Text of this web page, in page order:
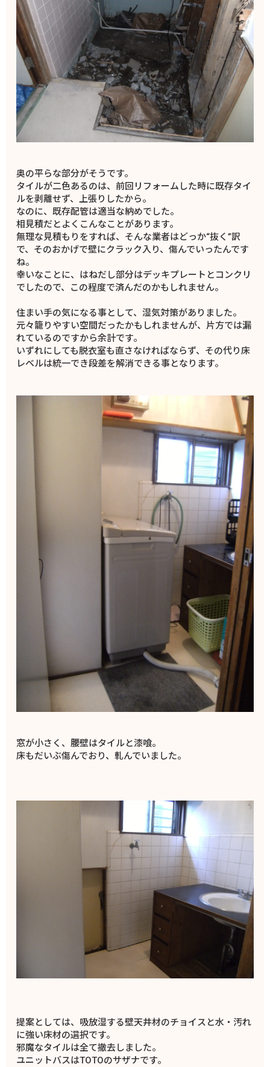
奥の平らな部分がそうです。
タイルが二色あるのは、前回リフォームした時に既存タイ
ルを剥離せず、上張りしたから。
なのに、既存配管は適当な納めでした。
相見積だとよくこんなことがあります。
無理な見積もりをすれば、そんな業者はどっか“抜く”訳
で、そのおかげで壁にクラック入り、傷んでいったんです
ね。
幸いなことに、はねだし部分はデッキプレートとコンクリ
でしたので、この程度で済んだのかもしれません。
住まい手の気になる事として、湿気対策がありました。
元々籠りやすい空間だったかもしれませんが、片方では漏
れているのですから余計です。
いずれにしても脱衣室も直さなければならず、その代り床
レベルは統一でき段差を解消できる事となります。
窓が小さく、腰壁はタイルと漆喰。
床もだいぶ傷んでおり、軋んでいました。
提案としては、吸放湿する壁天井材のチョイスと水・汚れ
に強い床材の選択です。
邪魔なタイルは全て撤去しました。
ユニットバスはTOTOのサザナです。